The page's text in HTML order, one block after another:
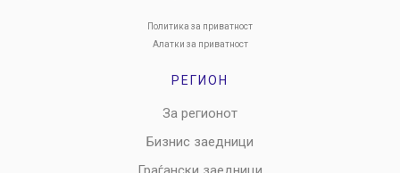
Политика за приватност
Алатки за приватност
РЕГИОН
За регионот
Бизнис заедници